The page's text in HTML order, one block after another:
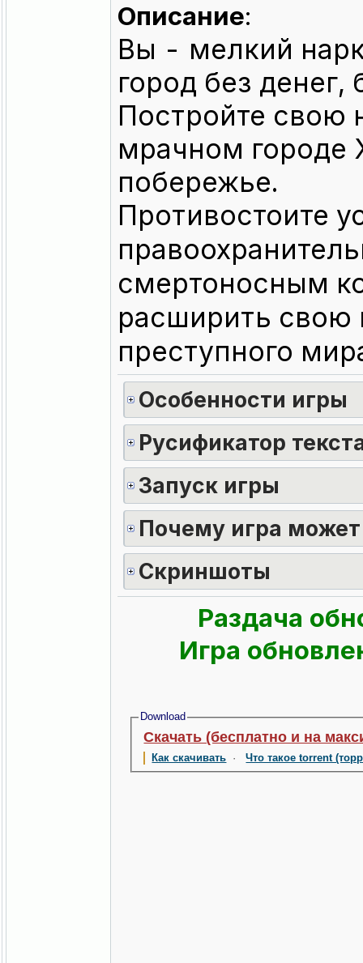
Описание:
Вы - мелкий
город без денег,
Постройте свою
мрачном городе
побережье.
Противостоите
смертоносным
расширить
преступного
Особенности игры
Русификатор
Запуск игры
Почему игра может
Скриншоты
Раздача
Игра
Download
Скачать (бесплатно и на
Как скачивать ·Что такое torrent